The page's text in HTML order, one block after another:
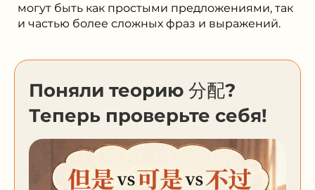
могут быть как простыми предложениями, так
и частью более сложных фраз и выражений.
Поняли теорию 分配?
Теперь проверьте себя!